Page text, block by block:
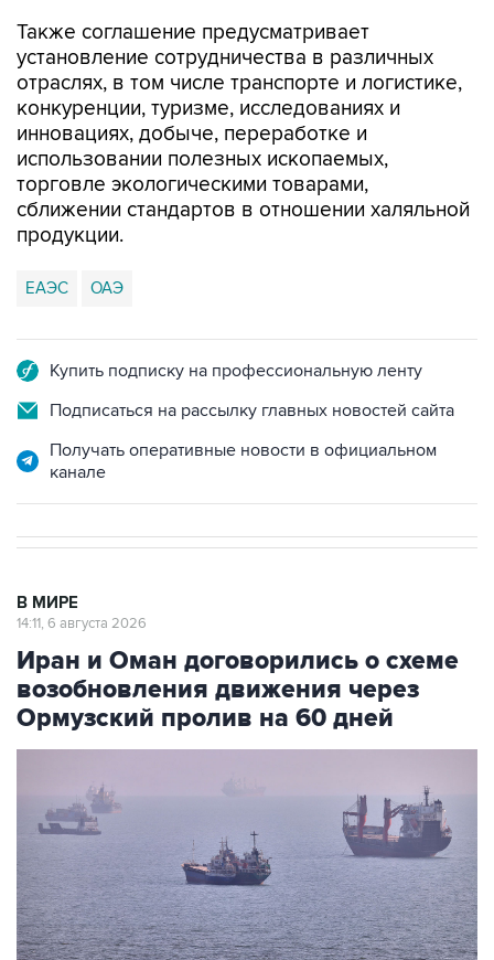
Также соглашение предусматривает
установление сотрудничества в различных
отраслях, в том числе транспорте и логистике,
конкуренции, туризме, исследованиях и
инновациях, добыче, переработке и
использовании полезных ископаемых,
торговле экологическими товарами,
сближении стандартов в отношении халяльной
продукции.
ЕАЭС ОАЭ
Купить подписку на профессиональную ленту
Подписаться на рассылку главных новостей сайта
Получать оперативные новости в официальном
канале
В МИРЕ
14:11, 6 августа 2026
Иран и Оман договорились о схеме
возобновления движения через
Ормузский пролив на 60 дней